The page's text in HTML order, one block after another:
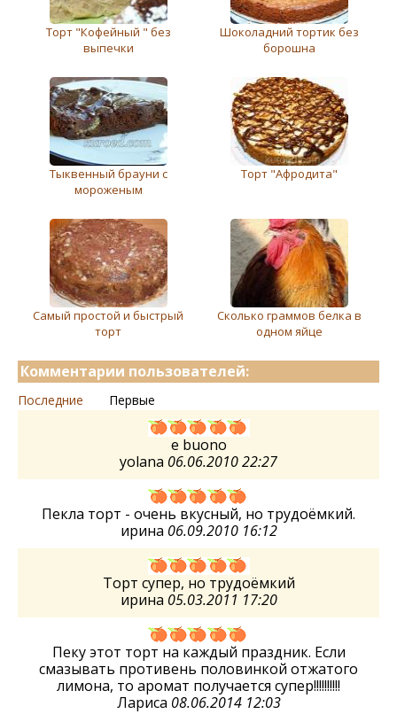
Торт "Кофейный " без
выпечки
Шоколадний тортик без
борошна
Тыквенный брауни с
мороженым
Торт "Афродита"
Самый простой и быстрый
торт
Сколько граммов белка в
одном яйце
Комментарии пользователей:
Последние Первые
e buono
yolana 06.06.2010 22:27
Пекла торт - очень вкусный, но трудоёмкий.
ирина 06.09.2010 16:12
Торт супер, но трудоёмкий
ирина 05.03.2011 17:20
Пеку этот торт на каждый праздник. Если
смазывать противень половинкой отжатого
лимона, то аромат получается супер!!!!!!!!!!
Лариса 08.06.2014 12:03